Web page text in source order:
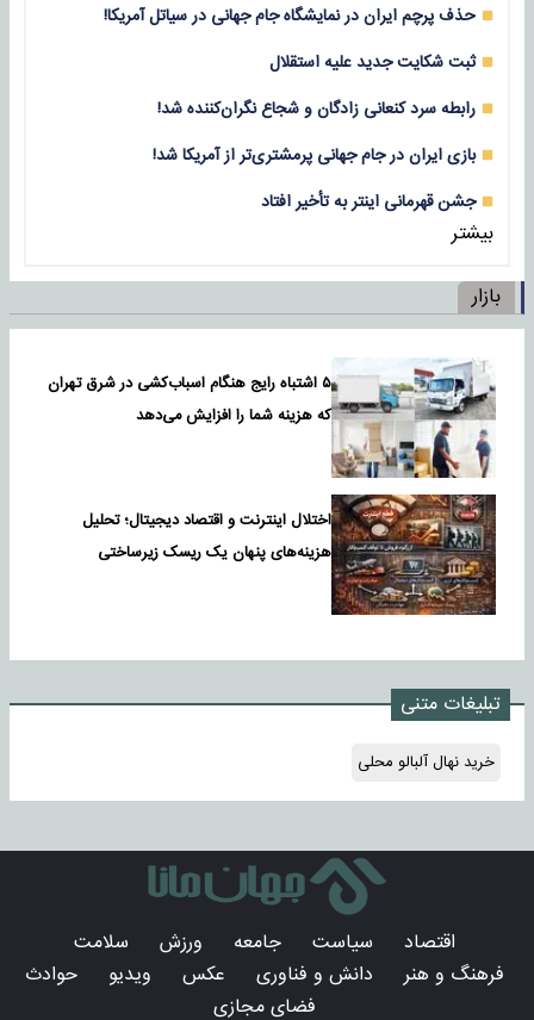
حذف پرچم ایران در نمایشگاه جام جهانی در سیاتل آمریکا!
ثبت شکایت جدید علیه استقلال
رابطه سرد کنعانی زادگان و شجاع نگران‌کننده شد!
بازی‌ ایران در جام جهانی پرمشتری‌تر از آمریکا شد!
جشن قهرمانی اینتر به تأخیر افتاد
بیشتر
بازار
۵ اشتباه رایج هنگام اسباب‌کشی در شرق تهران
که هزینه شما را افزایش می‌دهد
اختلال اینترنت و اقتصاد دیجیتال؛ تحلیل
هزینه‌های پنهان یک ریسک زیرساختی
تبلیغات متنی
خرید نهال آلبالو محلی
اقتصاد سیاست جامعه ورزش
سلامت
فرهنگ و هنر
دانش و فناوری عکس ویدیو
حوادث
فضای مجازی